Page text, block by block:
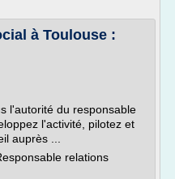
à Toulouse :
l'autorité du responsable
l'activité, pilotez et
auprès ...
relations